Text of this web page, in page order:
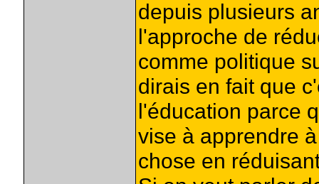
depuis plusieurs
l'approche de
comme politique
dirais en fait que
l'éducation parce
vise à apprendre
chose en